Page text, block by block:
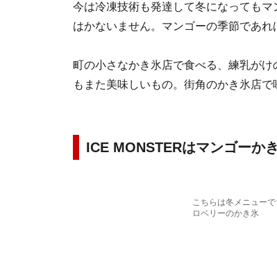
今は冷凍技術も発達して冬になっても
はかないません。マンゴーの季節であ
町の小さなかき氷店で食べる、練乳が
もまた美味しいもの。街角のかき氷店
ICE MONSTERはマンゴーか
こちらは冬メニュー
ロベリーのかき氷